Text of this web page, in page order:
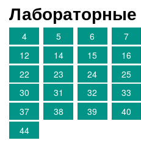
4
5 6 7
12
14 15 16
22
23 24 25
30
31 32 33
37
38 39 40
44